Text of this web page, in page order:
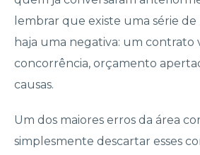
lembrar que existe uma série
haja uma negativa: um contrato
concorrência, orçamento
causas.
Um dos maiores erros da área
simplesmente descartar esses